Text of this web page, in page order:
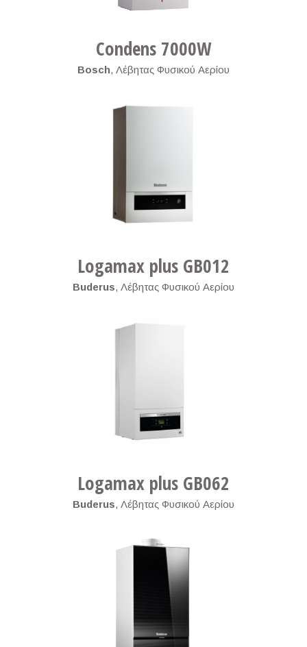
Condens 7000W
Bosch, Λέβητας Φυσικού Αερίου
Logamax plus GB012
Buderus, Λέβητας Φυσικού Αερίου
Logamax plus GB062
Buderus, Λέβητας Φυσικού Αερίου